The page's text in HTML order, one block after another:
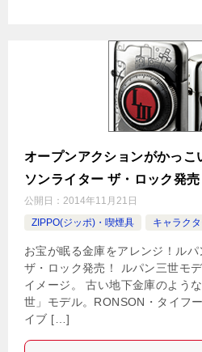
オープンアクションがかっこ
ソンライター ザ・ロック発売
公開日： 2014年11月21日
ZIPPO(ジッポ)・喫煙具
キャラク
お宝が眠る金庫をアレンジ！ル
ザ・ロック発売！ ルパン三世モ
イメージ。 古い地下金庫のよう
世」モデル。RONSON・タイフ
イブ […]